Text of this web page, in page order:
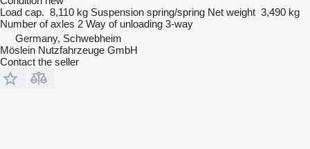
Load cap. 8,110 kg Suspension spring/spring Net weight 3,490 kg
Number of axles 2 Way of unloading 3-way
Germany, Schwebheim
Möslein Nutzfahrzeuge GmbH
Contact the seller